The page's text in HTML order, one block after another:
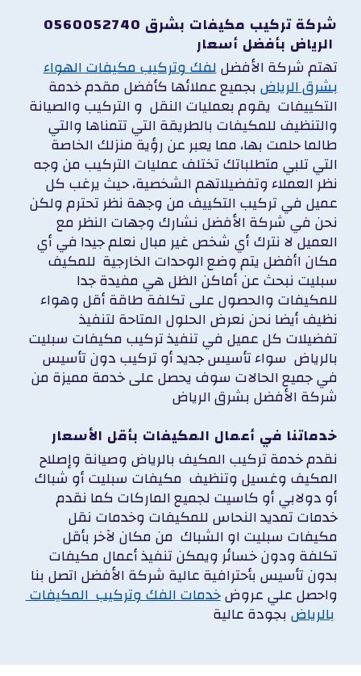
0560052740 شركة تركيب مكيفات بشرق
تهتم شركة الأفضللفك وتركيب مكيفات الهواء
بشرق الرياضبجميع عملائها كأفضل مقدم خدمة
التكييفات يقوم بعمليات النقل و التركيب والصيانة
والتنظيف للمكيفات بالطريقة التي تتمناها والتي
طالما حلمت بها، مما يعبر عن رؤية منزلك الخاصة
التي تلبي متطلباتك تختلف عمليات التركيب من وجه
نظر العملاء وتفضيلاتهم الشخصية، حيث يرغب كل
عميل في تركيب التكييف من وجهة نظر تحترم ولكن
نحن في شركة الأفضل نشارك وجهات النظر مع
العميل لا نترك أي شخص غير مبال نعلم جيدا في أي
مكان اأفضل يتم وضع الوحدات الخارجية للمكيف
سبليت نبحث عن أماكن الظل هي مفيدة جدا
للمكيفات والحصول على تكلفة طاقة أقل وهواء
نظيف أيضا نحن نعرض الحلول المتاحة لتنفيذ
تفضيلات كل عميل في تنفيذتركيب مكيفات سبليت
بالرياض سواء تأسيس جديد أو تركيب دون تأسيس
في جميع الحالات سوف يحصل على خدمة مميزة من
شركة الأفضل بشرق الرياض
خدماتنا في أعمال المكيفات بأقل الأسعار
نقدم خدمةتركيب المكيف بالرياضوصيانة وإصلاح
المكيف وغسيل وتنظيف مكيفات سبليتأو شباك
أو دولابي أو كاسيت لجميع الماركات كما نقدم
خدمات تمديد النحاس للمكيفات وخدمات نقل
مكيفات سبليت او الشباك من مكان لآخر بأقل
تكلفة ودون خسائر ويمكن تنفيذ أعمال مكيفات
بدون تأسيس بأحترافية عالية شركة الأفضل اتصل بنا
واحصل علي عروضخدمات الفك وتركيب المكيفات
بالرياضبجودة عالية